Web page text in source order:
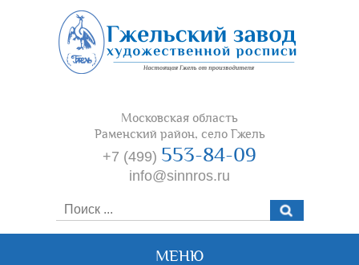
Московская область
Раменский район, село Гжель
+7 (499) 553-84-09
info@sinnros.ru
МЕНЮ